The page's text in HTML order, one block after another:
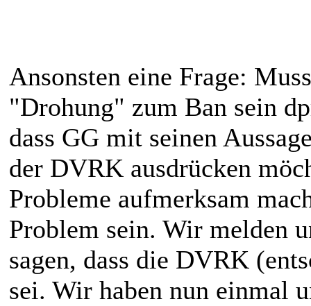
Ansonsten eine Frage:
"Drohung" zum Ban sein
dass GG mit seinen
der DVRK ausdrücken
Probleme aufmerksam
Problem sein. Wir melden
sagen, dass die DVRK
sei. Wir haben nun einmal